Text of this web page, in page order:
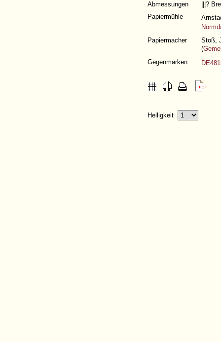
Abmessungen
|||?
Papiermühle
Papiermacher
Stoß,
(
Gegenmarken
Helligkeit